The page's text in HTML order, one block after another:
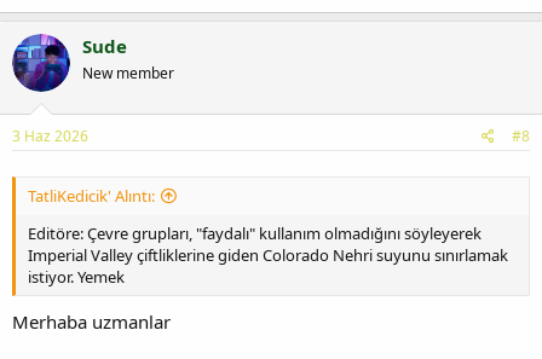
Sude
New member
3 Haz 2026 #8
TatliKedicik' Alıntı:
Editöre: Çevre grupları, "faydalı" kullanım olmadığını söyleyerek
Imperial Valley çiftliklerine giden Colorado Nehri suyunu sınırlamak
istiyor. Yemek
Merhaba uzmanlar